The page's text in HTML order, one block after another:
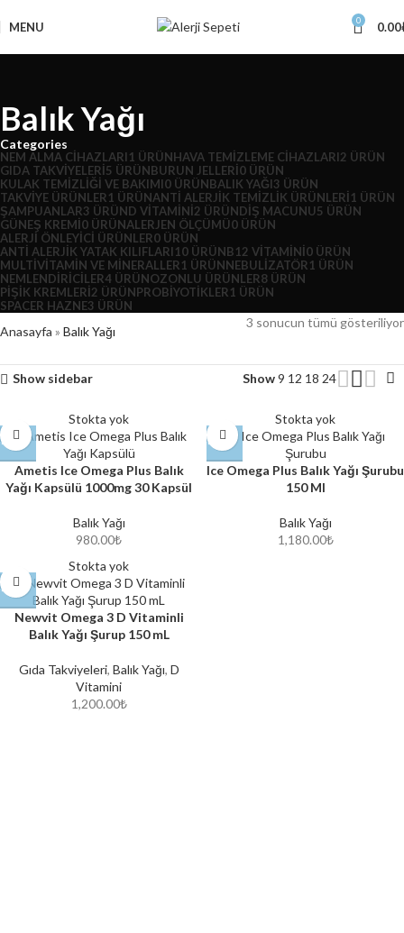
MENU 0 0.00
Balık Yağı
Categories
NEM ALMA CIHAZLARI1 ÜRÜNHAVA TEMIZLEME CIHAZLARI2 ÜRÜN
GIDA TAKVIYELERI5 ÜRÜNBURUN JELLERI0 ÜRÜN
KULAK TEMIZLIĞI VE BAKIMI0 ÜRÜNBALIK YAĞI3 ÜRÜN
TAKVIYE ÜRÜNLER 1 ÜRÜNANTI ALERJIK TEMIZLIK ÜRÜNLERI1 ÜRÜN
ŞAMPUANLAR3 ÜRÜND VITAMINI2 ÜRÜNDIŞ MACUNU5 ÜRÜN
GÜNEŞ KREMI0 ÜRÜNALERJEN ÖLÇÜMÜ0 ÜRÜN
ALERJI ÖNLEYICI ÜRÜNLER0 ÜRÜN
ANTI ALERJIK YATAK KILIFLARI10 ÜRÜNB12 VITAMINI0 ÜRÜN
MULTIVITAMIN VE MINERALLER 1 ÜRÜNNEBULIZATÖR 1 ÜRÜN
NEMLENDIRICILER4 ÜRÜNOZONLU ÜRÜNLER8 ÜRÜN
PIŞIK KREMLERI2 ÜRÜNPROBIYOTIKLER 1 ÜRÜN
SPACER HAZNE3 ÜRÜN
Anasayfa » Balık Yağı
3 sonucun tümü gösteriliyor
Show sidebar Show9 12 18 24
Stokta yok
Ametis Ice Omega Plus Balık
Yağı Kapsülü 1000mg 30 Kapsül
Balık Yağı
980.00₺
Stokta yok
Ice Omega Plus Balık Yağı Şurubu
150 Ml
Balık Yağı
1,180.00₺
Stokta yok
Newvit Omega 3 D Vitaminli
Balık Yağı Şurup 150 mL
Gıda Takviyeleri, Balık Yağı, D
Vitamini
1,200.00₺